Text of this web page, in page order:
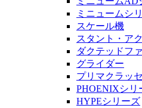
ミニュームシ
スケール機
スタント・ア
ダクテッドフ
グライダー
プリマクラッ
PHOENIXシリ
HYPEシリーズ